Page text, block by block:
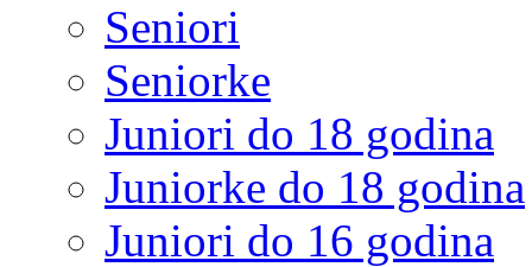
Seniori
Seniorke
Juniori do 18 godina
Juniorke do 18 godina
Juniori do 16 godina